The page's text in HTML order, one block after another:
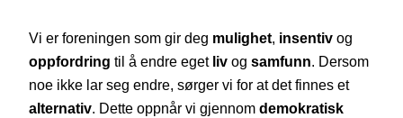
Vi er foreningen som gir deg mulighet, insentiv og
oppfordring til å endre eget liv og samfunn. Dersom
noe ikke lar seg endre, sørger vi for at det finnes et
alternativ. Dette oppnår vi gjennom demokratisk